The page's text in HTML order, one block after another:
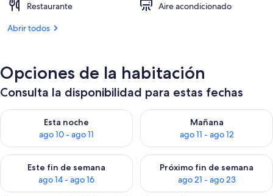
Restaurante
Aire acondicionado
Abrir todos
Opciones de la habitación
Consulta la disponibilidad para estas fechas
Esta noche
ago 10 - ago 11
Consulta la disponibilidad para esta noche, ago 10 - ago 11
Mañana
ago 11 - ago 12
Consulta la disponibilidad
Este fin de semana
ago 14 - ago 16
Consulta la disponibilidad para este fin de semana, ago 14 -
Próximo fin de semana
ago 21 - ago 23
Consulta la disponibilidad